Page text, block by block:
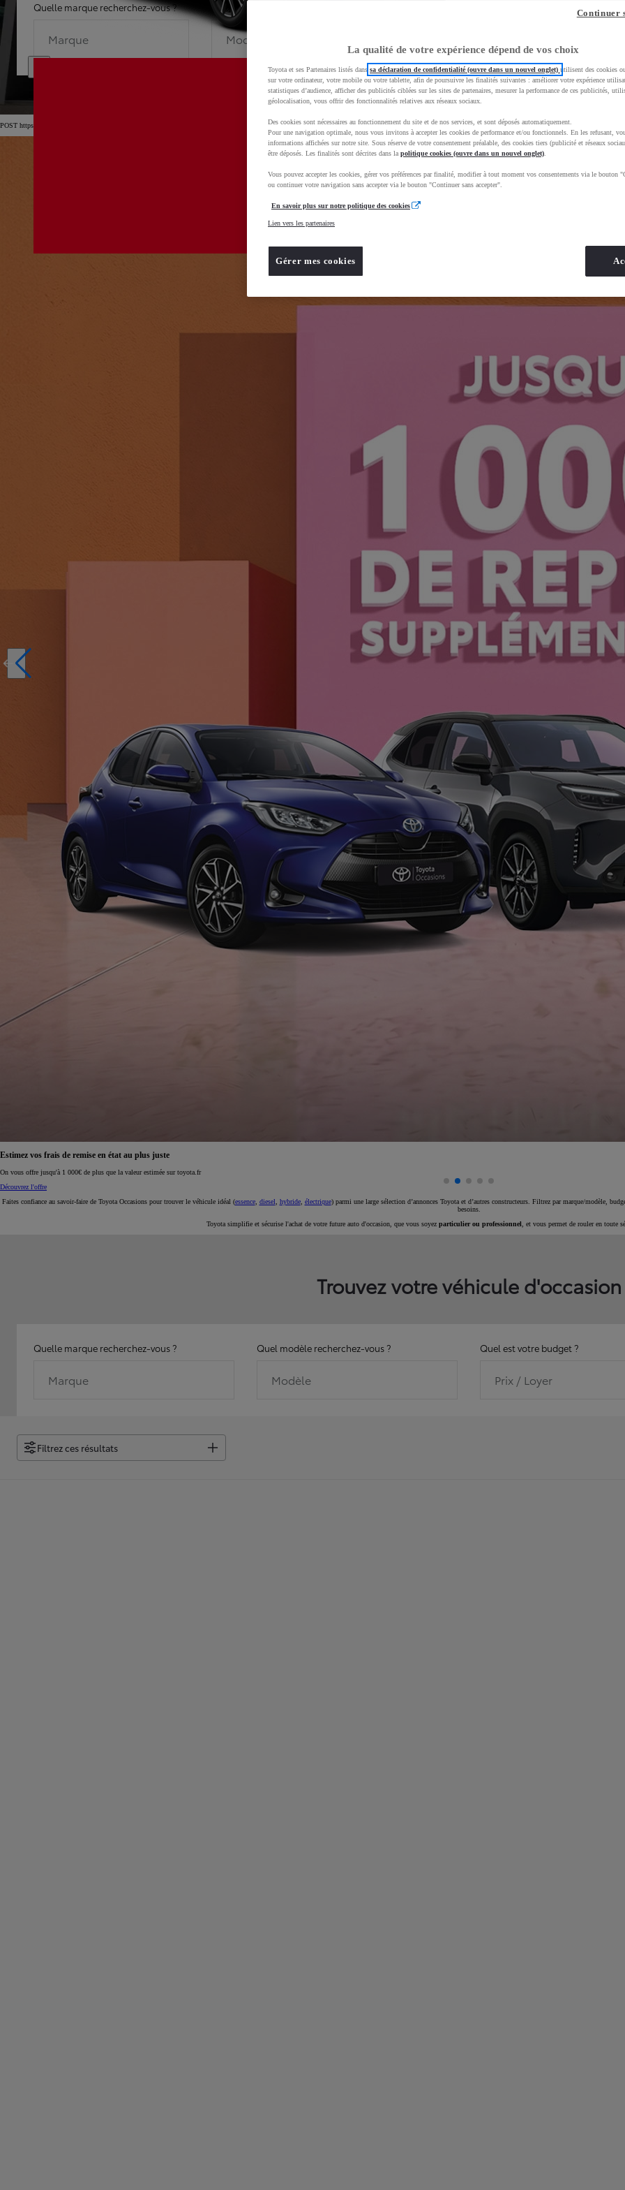
Nouvelle Yaris Cross
Disponible prochainement
Quelle marque recherchez-vous ?
Marque
Quel modèle recherchez-vous ?
Modèle
Dans quelle
POST https://usc-webcomponents.toyota-europe.com/v1/car-filter-header/fr/fr?carFilter=used&brand=toyota&uscEnv=production&useGlobalStore=true
Estimez vos frais de remise en état au plus juste
On vous offre jusqu'à 1 000€ de plus que la valeur estimée sur toyota.fr
Découvrez l'offre
Faites confiance au savoir-faire de Toyota Occasions pour trouver le véhicule idéal (essence, diesel hybride, électrique) parmi une large sélection d’annonces Toyota et d’autres constructeurs. Filtrez par marque/modèle,
besoins.
Toyota simplifie et sécurise l'achat de votre future auto d'occasion, que vous soyez particulier ou professionnel , et vous permet de rouler en toute
Trouvez votre véhicule d'occasion
Quelle marque recherchez-vous ?
Marque
Quel modèle recherchez-vous ?
Modèle
Quel est votre budget ?
Prix / Loyer
Filtrez ces résultats
La qualité de votre expérience dépend de vos choix
Toyota et ses Partenaires listés dans sa déclaration de confidentialité (ouvre dans un nouvel onglet) utilisent des cookies
sur votre ordinateur, votre mobile ou votre tablette, afin de poursuivre les finalités suivantes : améliorer votre expérience
statistiques d’audience, afficher des publicités ciblées sur les sites de partenaires, mesurer la performance de ces publicités,
géolocalisation, vous offrir des fonctionnalités relatives aux réseaux sociaux.
Des cookies sont nécessaires au fonctionnement du site et de nos services, et sont déposés automatiquement.
Pour une navigation optimale, nous vous invitons à accepter les cookies de performance et/ou fonctionnels. En les refusant,
informations affichées sur notre site. Sous réserve de votre consentement préalable, des cookies tiers (publicité et réseaux
être déposés. Les finalités sont décrites dans la politique cookies (ouvre dans un nouvel onglet)
Vous pouvez accepter les cookies, gérer vos préférences par finalité, modifier à tout moment vos consentements via le bouton
ou continuer votre navigation sans accepter via le bouton "Continuer sans accepter".
En savoir plus sur notre politique des cookies
Lien vers les partenaires
Gérer mes cookies
Continuer